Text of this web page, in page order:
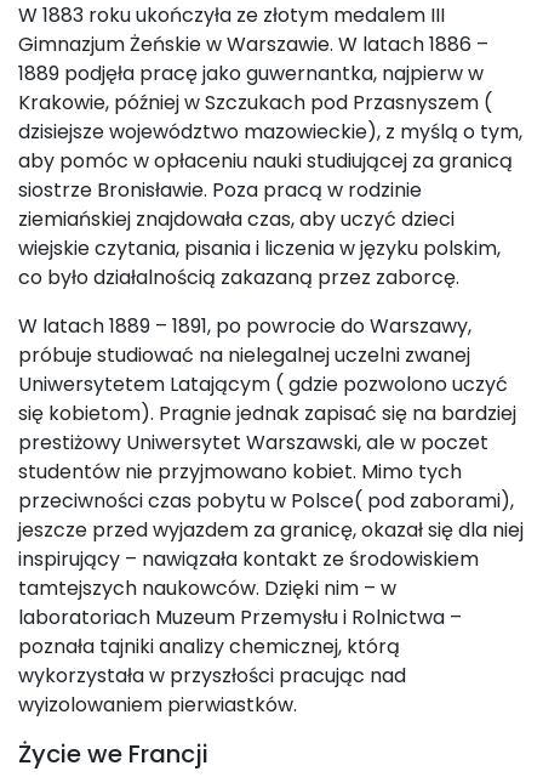
W 1883 roku ukończyła ze złotym medalem III
Gimnazjum Żeńskie w Warszawie. W latach 1886 –
1889 podjęła pracę jako guwernantka, najpierw w
Krakowie, później w Szczukach pod Przasnyszem (
dzisiejsze województwo mazowieckie), z myślą o tym,
aby pomóc w opłaceniu nauki studiującej za granicą
siostrze Bronisławie. Poza pracą w rodzinie
ziemiańskiej znajdowała czas, aby uczyć dzieci
wiejskie czytania, pisania i liczenia w języku polskim,
co było działalnością zakazaną przez zaborcę.
W latach 1889 – 1891, po powrocie do Warszawy,
próbuje studiować na nielegalnej uczelni zwanej
Uniwersytetem Latającym ( gdzie pozwolono uczyć
się kobietom). Pragnie jednak zapisać się na bardziej
prestiżowy Uniwersytet Warszawski, ale w poczet
studentów nie przyjmowano kobiet. Mimo tych
przeciwności czas pobytu w Polsce( pod zaborami),
jeszcze przed wyjazdem za granicę, okazał się dla niej
inspirujący – nawiązała kontakt ze środowiskiem
tamtejszych naukowców. Dzięki nim – w
laboratoriach Muzeum Przemysłu i Rolnictwa –
poznała tajniki analizy chemicznej, którą
wykorzystała w przyszłości pracując nad
wyizolowaniem pierwiastków.
Życie we Francji